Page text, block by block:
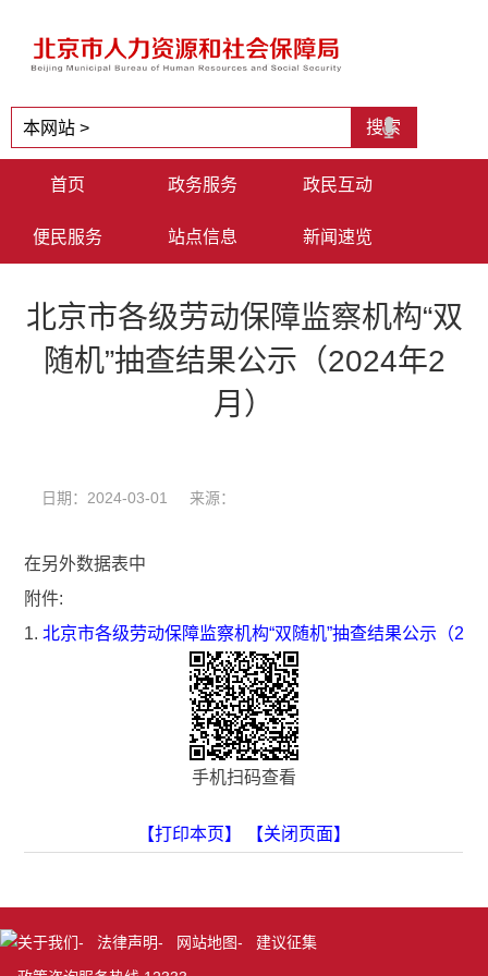
首页 政务服务 政民互动
便民服务 站点信息 新闻速览
北京市各级劳动保障监察机构“双
随机”抽查结果公示（2024年2
月）
日期：2024-03-01 来源：
在另外数据表中
附件:
1.北京市各级劳动保障监察机构“双随机”抽查结果公示（
手机扫码查看
【打印本页】 【关闭页面】
关于我们- 法律声明- 网站地图- 建议征集